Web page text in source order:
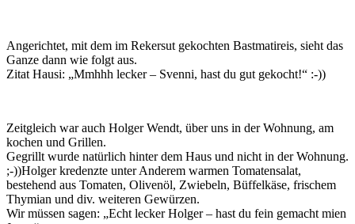
Angerichtet, mit dem im Rekersut gekochten Bastmatireis, sieht das
Ganze dann wie folgt aus.
Zitat Hausi: „Mmhhh lecker – Svenni, hast du gut gekocht!“ :-))
Zeitgleich war auch Holger Wendt, über uns in der Wohnung, am
kochen und Grillen.
Gegrillt wurde natürlich hinter dem Haus und nicht in der Wohnung.
;-))Holger kredenzte unter Anderem warmen Tomatensalat,
bestehend aus Tomaten, Olivenöl, Zwiebeln, Büffelkäse, frischem
Thymian und div. weiteren Gewürzen.
Wir müssen sagen: „Echt lecker Holger – hast du fein gemacht mien